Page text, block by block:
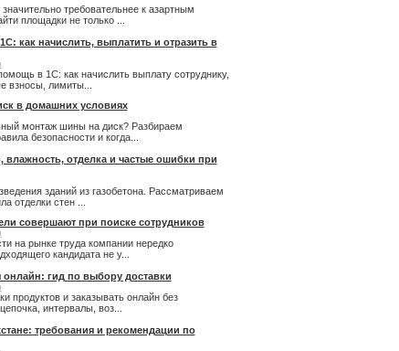
требовательнее к азартным
площадки не только ...
как начислить, выплатить и отразить в
в 1С: как начислить выплату сотруднику,
взносы, лимиты...
в домашних условиях
монтаж шины на диск? Разбираем
безопасности и когда...
влажность, отделка и частые ошибки при
зданий из газобетона. Рассматриваем
отделки стен ...
совершают при поиске сотрудников
на рынке труда компании нередко
кандидата не у...
онлайн: гид по выбору доставки
продуктов и заказывать онлайн без
интервалы, воз...
требования и рекомендации по